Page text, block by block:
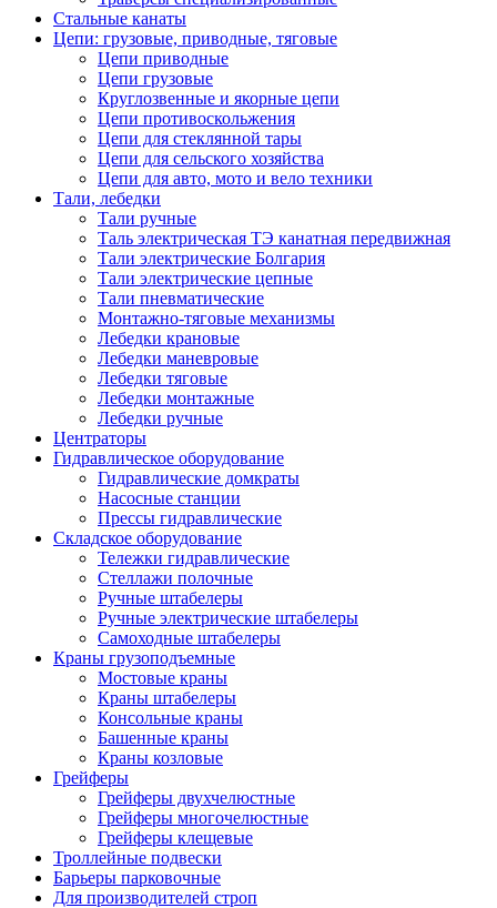
Стальные канаты
Цепи: грузовые, приводные, тяговые
Цепи приводные
Цепи грузовые
Круглозвенные и якорные цепи
Цепи противоскольжения
Цепи для стеклянной тары
Цепи для сельского хозяйства
Цепи для авто, мото и вело техники
Тали, лебедки
Тали ручные
Таль электрическая ТЭ канатная передвижная
Тали электрические Болгария
Тали электрические цепные
Тали пневматические
Монтажно-тяговые механизмы
Лебедки крановые
Лебедки маневровые
Лебедки тяговые
Лебедки монтажные
Лебедки ручные
Центраторы
Гидравлическое оборудование
Гидравлические домкраты
Насосные станции
Прессы гидравлические
Складское оборудование
Тележки гидравлические
Cтеллажи полочные
Ручные штабелеры
Ручные электрические штабелеры
Самоходные штабелеры
Краны грузоподъемные
Мостовые краны
Краны штабелеры
Консольные краны
Башенные краны
Краны козловые
Грейферы
Грейферы двухчелюстные
Грейферы многочелюстные
Грейферы клещевые
Троллейные подвески
Барьеры парковочные
Для производителей строп